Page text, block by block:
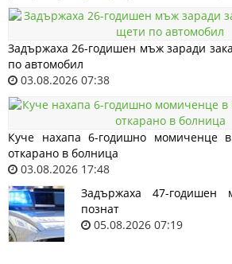
Задържаха 26-годишен мъж заради
по автомобил
03.08.2026 07:38
Куче нахапа 6-годишно момиченце
откарано в болница
03.08.2026 17:48
Задържаха 47-годишен
познат
05.08.2026 07:19